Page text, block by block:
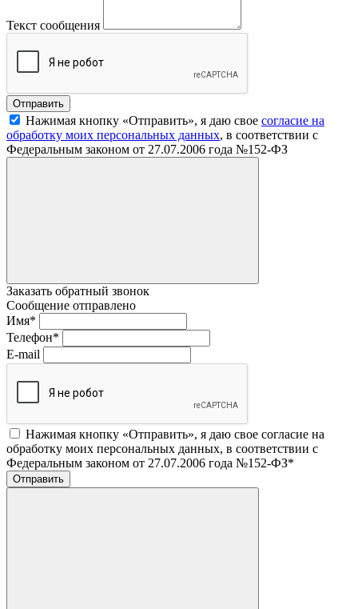
Текст сообщения
Нажимая кнопку «Отправить», я даю свое согласие на
обработку моих персональных данных, в соответствии с
Федеральным законом от 27.07.2006 года №152-ФЗ
Заказать обратный звонок
Сообщение отправлено
Имя*
Телефон*
E-mail
Нажимая кнопку «Отправить», я даю свое согласие на
обработку моих персональных данных, в соответствии с
Федеральным законом от 27.07.2006 года №152-ФЗ*
Отправить